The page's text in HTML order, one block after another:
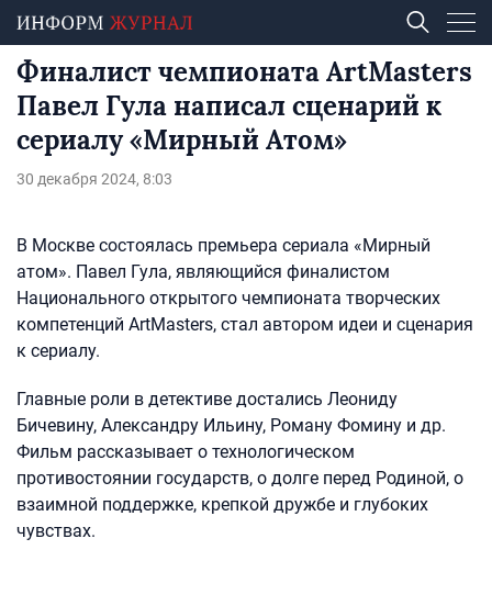
Финалист чемпионата ArtMasters
Павел Гула написал сценарий к
сериалу «Мирный Атом»
30 декабря 2024, 8:03
В Москве состоялась премьера сериала «Мирный
атом». Павел Гула, являющийся финалистом
Национального открытого чемпионата творческих
компетенций ArtMasters, стал автором идеи и сценария
к сериалу.
Главные роли в детективе достались Леониду
Бичевину, Александру Ильину, Роману Фомину и др.
Фильм рассказывает о технологическом
противостоянии государств, о долге перед Родиной, о
взаимной поддержке, крепкой дружбе и глубоких
чувствах.